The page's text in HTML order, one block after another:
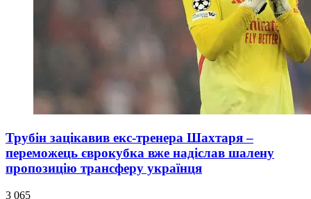
Трубін зацікавив екс-тренера Шахтаря –
переможець єврокубка вже надіслав шалену
пропозицію трансферу українця
3 065